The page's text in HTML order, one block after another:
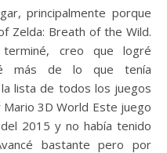
principalmente porque
Zelda: Breath of the Wild.
creo que logré
más de lo que tenía
lista de todos los juegos
3D World Este juego
2015 y no había tenido
bastante pero por